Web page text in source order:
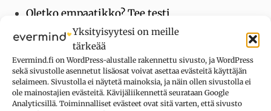
Yksityisyytesi on meille
tärkeää
Evermind.fi on WordPress-alustalle rakennettu sivusto, ja WordPress
sekä sivustolle asennetut lisäosat voivat asettaa evästeitä käyttäjän
selaimeen. Sivustolla ei näytetä mainoksia, ja näin ollen sivustolla ei
ole mainostajien evästeitä. Kävijäliikennettä seurataan Google
Analyticsillä. Toiminnalliset evästeet ovat sitä varten, että sivusto
Oletko empaatikko? Tee testi
Lisää testejä
Lisää introverteista: